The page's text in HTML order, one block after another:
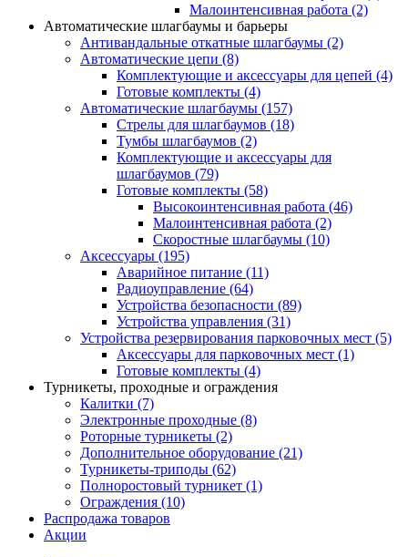
Малоинтенсивная работа (2)
Автоматические шлагбаумы и барьеры
Антивандальные откатные шлагбаумы (2)
Автоматические цепи (8)
Комплектующие и аксессуары для цепей (4)
Готовые комплекты (4)
Автоматические шлагбаумы (157)
Стрелы для шлагбаумов (18)
Тумбы шлагбаумов (2)
Комплектующие и аксессуары для
шлагбаумов (79)
Готовые комплекты (58)
Высокоинтенсивная работа (46)
Малоинтенсивная работа (2)
Скоростные шлагбаумы (10)
Аксессуары (195)
Аварийное питание (11)
Радиоуправление (64)
Устройства безопасности (89)
Устройства управления (31)
Устройства резервирования парковочных мест (5)
Аксессуары для парковочных мест (1)
Готовые комплекты (4)
Турникеты, проходные и ограждения
Калитки (7)
Электронные проходные (8)
Роторные турникеты (2)
Дополнительное оборудование (21)
Турникеты-триподы (62)
Полноростовый турникет (1)
Ограждения (10)
Распродажа товаров
Акции